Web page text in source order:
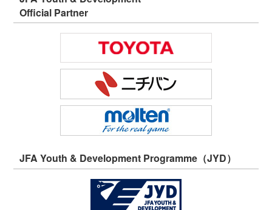
Official Partner
JFA Youth & Development Programme（JYD）